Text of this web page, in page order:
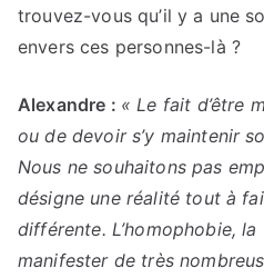
trouvez-vous qu’il y a une
envers ces personnes-là ?
Alexandre : « Le fait d’être
ou de devoir s’y maintenir
Nous ne souhaitons pas
désigne une réalité tout à
différente. L’homophobie,
manifester de très